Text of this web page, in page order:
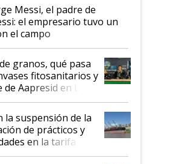
Messi, el padre de
el empresario tuvo un
el campo
granos, qué pasa
fitosanitarios y
Aapresid en La
la suspensión de la
de prácticos y
en la tarifa de